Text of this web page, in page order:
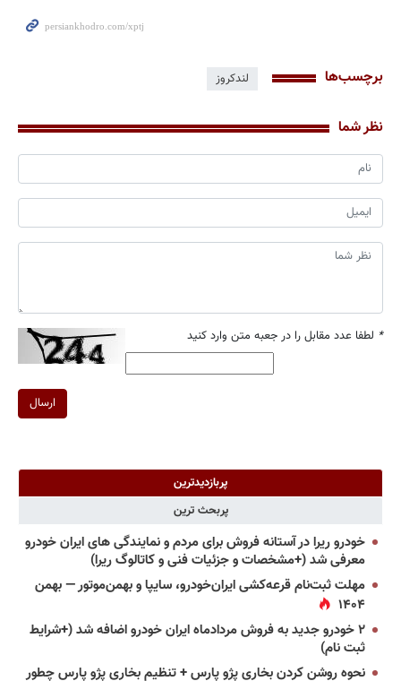
برچسب‌ها لندکروز
نظر شما
* لطفا عدد مقابل را در جعبه متن وارد کنید
ارسال
پربازدیدترین
پربحث ترین
خودرو ریرا در آستانه فروش برای مردم و نمایندگی های ایران خودرو
معرفی شد (+مشخصات و جزئیات فنی و کاتالوگ ریرا)
مهلت ثبت‌نام قرعه‌کشی ایران‌خودرو، سایپا و بهمن‌موتور — بهمن
۱۴۰۴
۲ خودرو جدید به فروش مردادماه ایران خودرو اضافه شد (+شرایط
ثبت نام)
نحوه روشن کردن بخاری پژو پارس + تنظیم بخاری پژو پارس چطور